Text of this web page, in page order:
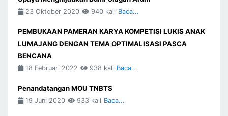
23 Oktober 2020 940 kali Baca...
PEMBUKAAN PAMERAN KARYA KOMPETISI LUKIS ANAK
LUMAJANG DENGAN TEMA OPTIMALISASI PASCA
BENCANA
18 Februari 2022 938 kali Baca...
Penandatangan MOU TNBTS
19 Juni 2020 933 kali Baca...